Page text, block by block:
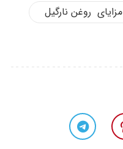
مزایای روغن نارگیل